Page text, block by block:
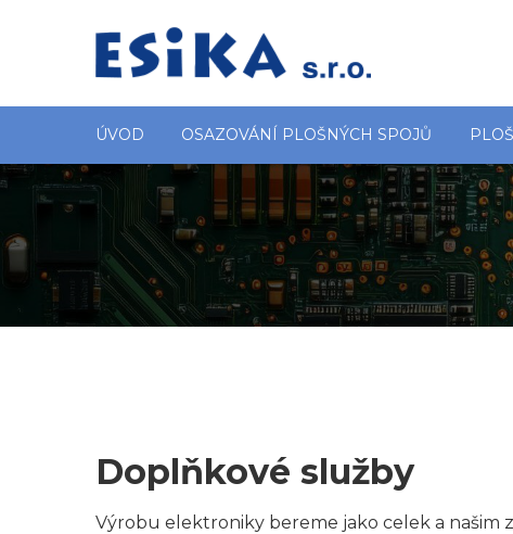
ÚVOD OSAZOVÁNÍ PLOŠNÝCH SPOJŮ
Doplňkové služby
Výrobu elektroniky bereme jako celek a